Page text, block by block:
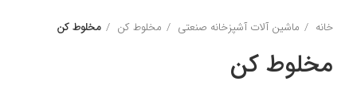
خانه ماشین آلات آشپزخانه صنعتی مخلوط کن مخلوط کن
مخلوط کن